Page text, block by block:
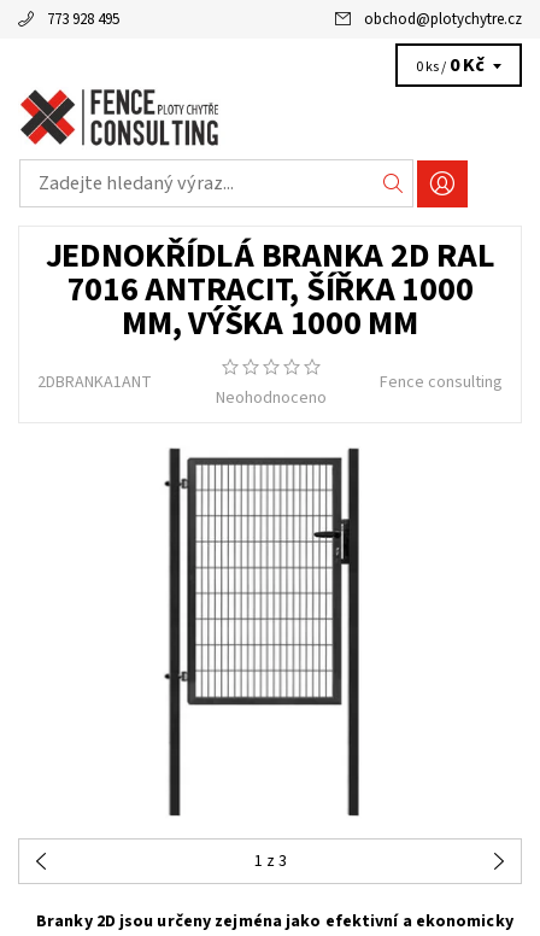
773 928 495 obchod@plotychytre.cz
0 ks / 0 Kč
JEDNOKŘÍDLÁ BRANKA 2D RAL
7016 ANTRACIT, ŠÍŘKA 1000
MM, VÝŠKA 1000 MM
2DBRANKA1ANT
Neohodnoceno
Fence consulting
1 z 3
Branky 2D jsou určeny zejména jako efektivní a ekonomicky